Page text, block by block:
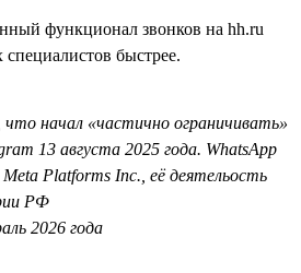
функционал звонков на hh.ru
быстрее.
что начал «частично ограничивать»
13 августа 2025 года. WhatsApp
Platforms Inc., её деятельость
РФ
2026 года